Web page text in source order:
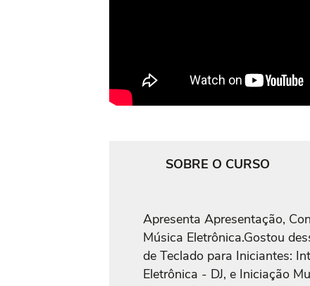
SOBRE O CURSO
Apresenta Apresentação,
Música Eletrônica.Gostou
de Teclado para Iniciantes:
Eletrônica - DJ, e Iniciação